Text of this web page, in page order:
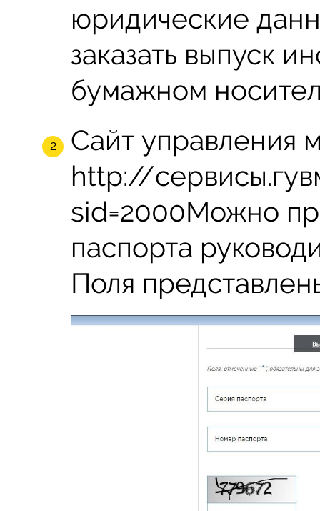
юридические
заказать выпуск
бумажном
Сайт
http://
sid=2000Можно
паспорта
Поля